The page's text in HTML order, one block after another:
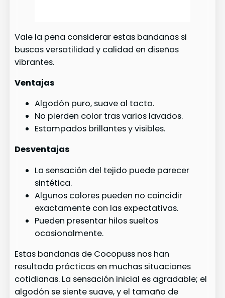
Vale la pena considerar estas bandanas si
buscas versatilidad y calidad en diseños
vibrantes.
Ventajas
Algodón puro, suave al tacto.
No pierden color tras varios lavados.
Estampados brillantes y visibles.
Desventajas
La sensación del tejido puede parecer
sintética.
Algunos colores pueden no coincidir
exactamente con las expectativas.
Pueden presentar hilos sueltos
ocasionalmente.
Estas bandanas de Cocopuss nos han
resultado prácticas en muchas situaciones
cotidianas. La sensación inicial es agradable; el
algodón se siente suave, y el tamaño de